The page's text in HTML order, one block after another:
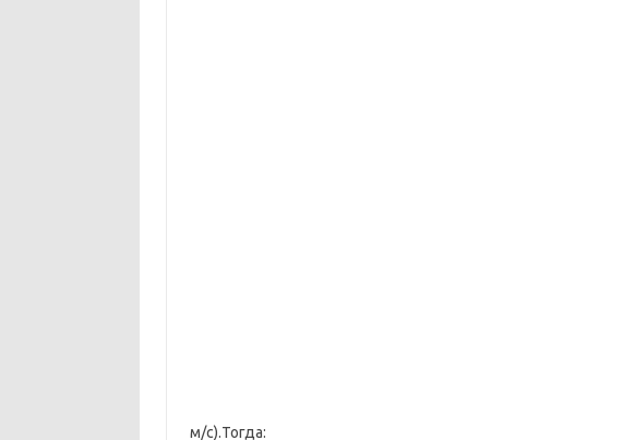
м/с).Тогда: